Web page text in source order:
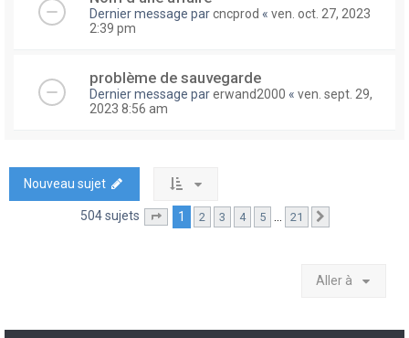
Dernier message parcncprod « ven. oct. 27, 2023
2:39 pm
problème de sauvegarde
Dernier message parerwand2000 « ven. sept. 29,
2023 8:56 am
Nouveau sujet
504 sujets Page sur21
1 2 3 4 5 … 21
Aller à